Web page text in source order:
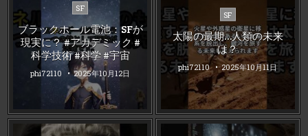
Posted
SF
ブラックホール電池：SFが
現実に？ #アカデミック #
科学技術 #科学 #宇宙
phi72110 2025年10月12日
Posted
in
SF
太陽の最期…人類の未来
は？
phi72110 2025年10月11日